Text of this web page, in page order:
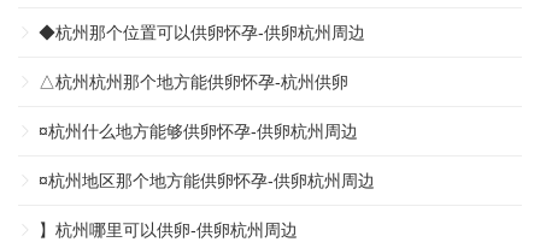
◆杭州那个位置可以供卵怀孕-供卵杭州周边
△杭州杭州那个地方能供卵怀孕-杭州供卵
¤杭州什么地方能够供卵怀孕-供卵杭州周边
¤杭州地区那个地方能供卵怀孕-供卵杭州周边
】杭州哪里可以供卵-供卵杭州周边